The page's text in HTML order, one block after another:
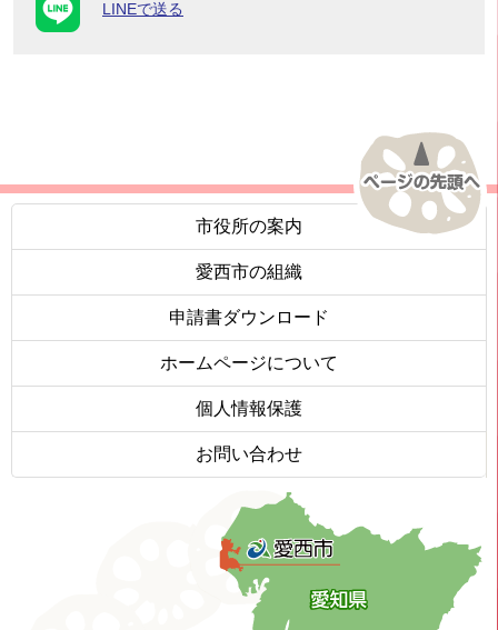
LINEで送る
市役所の案内
愛西市の組織
申請書ダウンロード
ホームページについて
個人情報保護
お問い合わせ